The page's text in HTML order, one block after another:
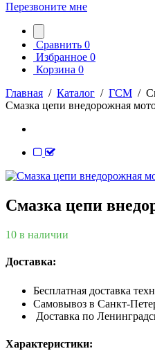
Перезвоните мне
Сравнить 0
Избранное 0
Корзина 0
Главная / Каталог / ГСМ /
Смазка цепи внедорожная
Смазка цепи
10 в наличии
Доставка:
Бесплатная доставка
Самовывоз в Санкт-
Доставка по
Характеристики: